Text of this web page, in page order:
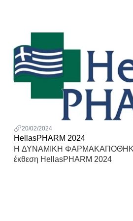
20/02/2024
HellasPHARM 2024
Η ΔΥΝΑΜΙΚΗ ΦΑΡΜΑΚΑΠΟΘΗΚΗ
έκθεση HellasPHARM 2024